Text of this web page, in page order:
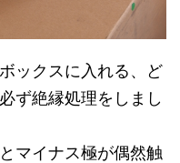
ックスに入れる、ど
ず絶縁処理をしまし
マイナス極が偶然触